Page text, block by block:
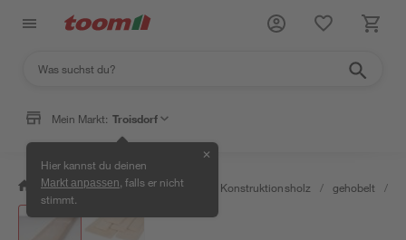
Mein Markt: Troisdorf
Hier kannst du deinen
Markt anpassen , falls er nicht
stimmt.
✕
/ Bauen & Renovieren / Holz Konstruktionsholz / gehobelt /